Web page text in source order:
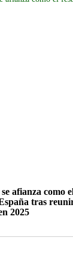
afianza como
tras
2025